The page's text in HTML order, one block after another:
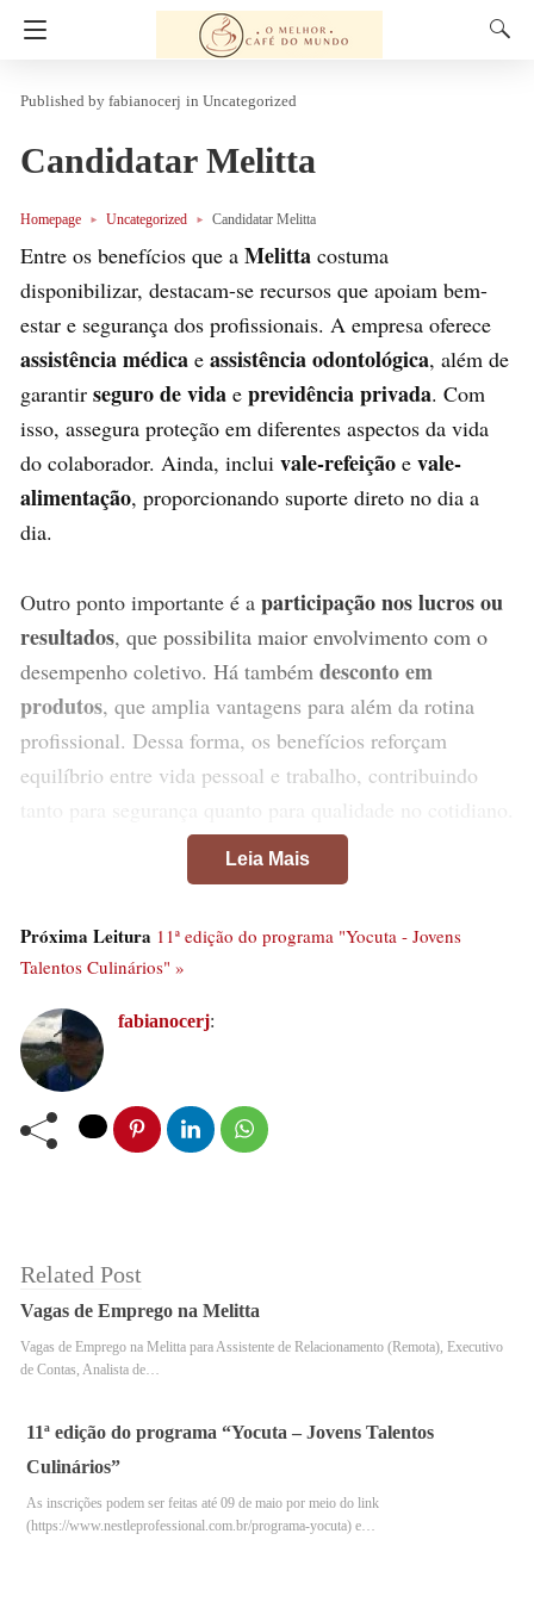
fabianocerj in Uncategorized
Candidatar Melitta
Homepage Uncategorized Candidatar Melitta
Entre os benefícios que a Melitta costuma
disponibilizar, destacam-se recursos que apoiam bem-
estar e segurança dos profissionais. A empresa oferece
assistência médica e assistência odontológica, além de
garantir seguro de vida e previdência privada. Com
isso, assegura proteção em diferentes aspectos da vida
do colaborador. Ainda, inclui vale-refeição e vale-
alimentação, proporcionando suporte direto no dia a
dia.
Outro ponto importante é a participação nos lucros ou
resultados, que possibilita maior envolvimento com o
desempenho coletivo. Há também desconto em
produtos, que amplia vantagens para além da rotina
profissional. Dessa forma, os benefícios reforçam
equilíbrio entre vida pessoal e trabalho, contribuindo
tanto para segurança quanto para qualidade no cotidiano.
Leia Mais
Próxima Leitura 11ª edição do programa "Yocuta - Jovens
Talentos Culinários" »
fabianocerj:
Related Post
Vagas de Emprego na Melitta
Vagas de Emprego na Melitta para Assistente de Relacionamento (Remota), Executivo
de Contas, Analista de…
11ª edição do programa “Yocuta – Jovens Talentos
Culinários”
As inscrições podem ser feitas até 09 de maio por meio do link
(https://www.nestleprofessional.com.br/programa-yocuta) e…